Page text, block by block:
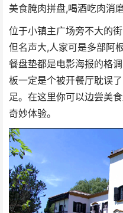
美食腌肉拼盘,喝酒吃肉消
位于小镇主广场旁不大的
但名声大,人家可是多部阿
餐盘垫都是电影海报的格
板一定是个被开餐厅耽误
足。在这里你可以边尝美
奇妙体验。